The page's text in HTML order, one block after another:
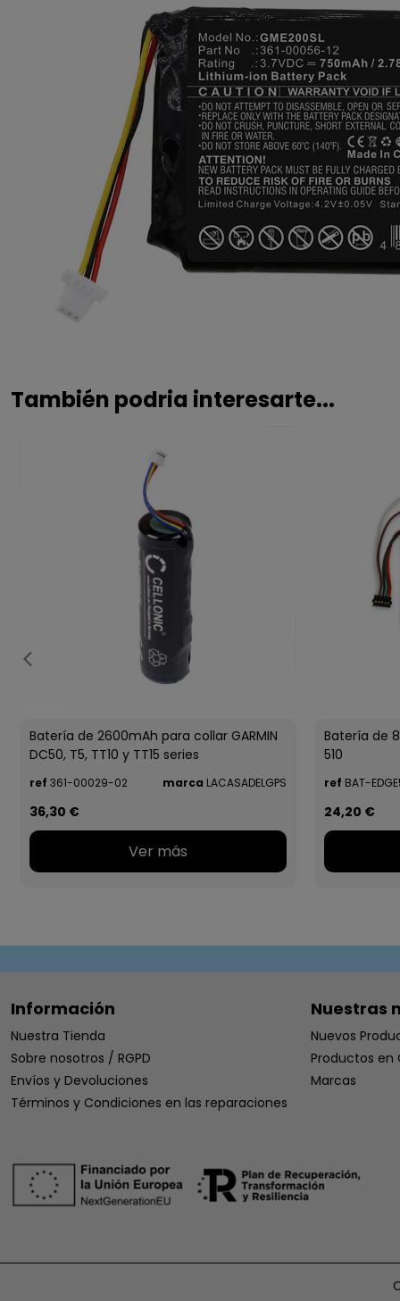
También podria interesarte...
Batería de 2600mAh para collar GARMIN
DC50, T5, TT10 y TT15 series
ref 361-00029-02 marca LACASADELGPS
36,30 €
Ver más
Batería de
510
ref BAT-
24,20 €
Información
Nuestra Tienda
Sobre nosotros / RGPD
Envíos y Devoluciones
Términos y Condiciones en las reparaciones
Nuestras
Nuevos
Productos en
Marcas